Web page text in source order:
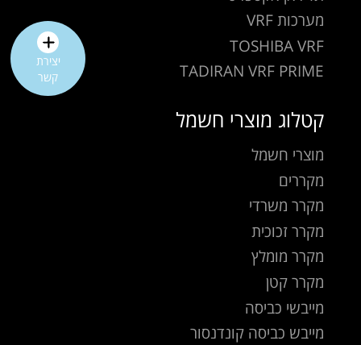
מערכות VRF
TOSHIBA VRF
TADIRAN VRF PRIME
קטלוג מוצרי חשמל
מוצרי חשמל
מקררים
מקרר משרדי
מקרר זכוכית
מקרר מומלץ
מקרר קטן
מייבשי כביסה
מייבש כביסה קונדנסור
יצירת
קשר